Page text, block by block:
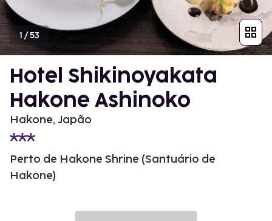
1 /53
Hotel Shikinoyakata
Hakone Ashinoko
Hakone, Japão
Perto de Hakone Shrine (Santuário de
Hakone)